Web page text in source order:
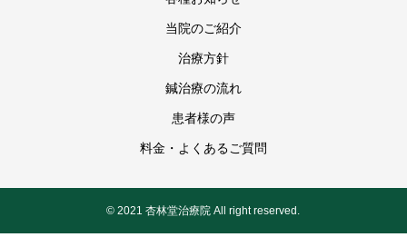
当院のご紹介
治療方針
鍼治療の流れ
患者様の声
料金・よくあるご質問
© 2021 杏林堂治療院 All right reserved.